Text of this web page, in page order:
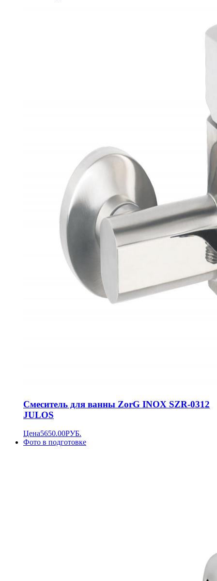
Смеситель для ванны ZorG INOX SZR-0312
JULOS
Цена5650.00РУБ.
Фото в подготовке